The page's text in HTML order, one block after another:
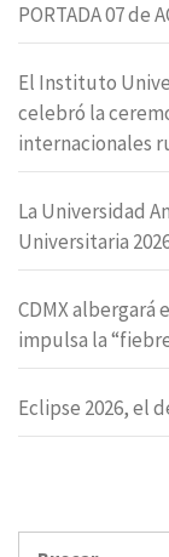
PORTADA 07 de
El Instituto
celebró la
internacionales
La Universidad
Universitaria
CDMX albergará
impulsa la
Eclipse 2026, el